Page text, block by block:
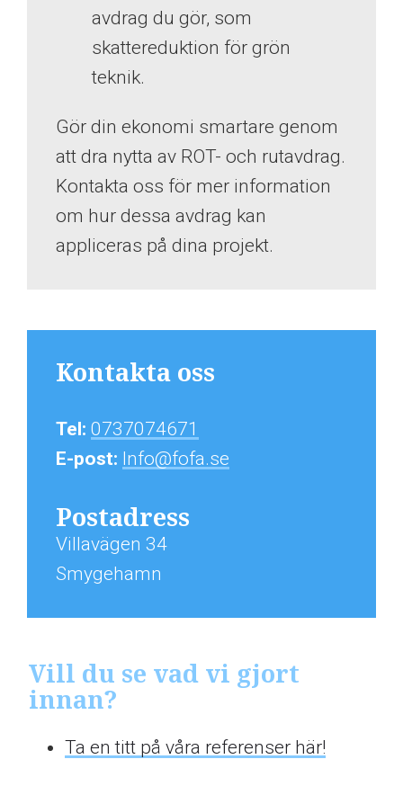
avdrag du gör, som
skattereduktion för grön
teknik.
Gör din ekonomi smartare genom
att dra nytta av ROT- och rutavdrag.
Kontakta oss för mer information
om hur dessa avdrag kan
appliceras på dina projekt.
Kontakta oss
Tel: 0737074671
E-post: Info@fofa.se
Postadress
Villavägen 34
Smygehamn
Vill du se vad vi gjort
innan?
Ta en titt på våra referenser här!